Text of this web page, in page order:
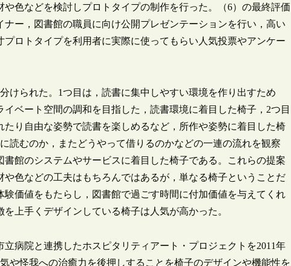
色などを検討しプロトタイプの制作を行った。（6）の最終評価
ー，図書館の職員に向け公開プレゼンテーションを行い，高い
ロトタイプを利用者に実際に使ってもらい人気投票やアンケー
られた。1つ目は，読書に集中しやすい環境を作り出すため
ベート空間の調和を目指した，読書環境に着目した椅子，2つ目
り自由な姿勢で読書を楽しめるなど，所作や姿勢に着目した椅
読むのか，またどうやって借りるのかなどの一連の流れを観察
館のシステムやサービスに着目した椅子である。これらの提案
色などの工夫はもちろんではあるが，単なる椅子ということだ
価値をもたらし，図書館で過ごす時間に付加価値を与えてくれ
上手くデザインしている椅子は人気が高かった。
病院と連携したホスピタリティアート・プロジェクトを2011年
や怪我への治癒力を後押しすることを椅子のデザインや機能性を